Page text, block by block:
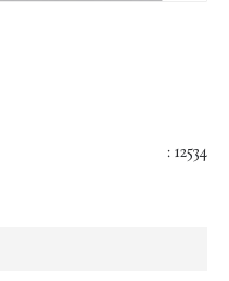
: 12534